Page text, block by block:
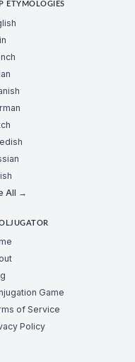
ETYMOLOGIES
All →
Game
of Service
Policy